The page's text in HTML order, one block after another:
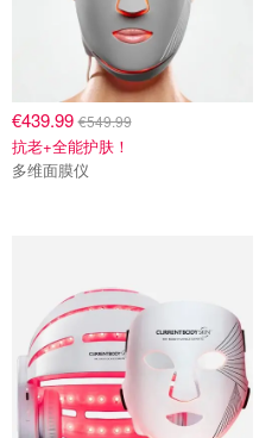
€439.99€549.99
抗老+全能护肤！
多维面膜仪